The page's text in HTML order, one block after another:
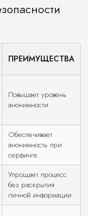
ПРЕИМУЩЕСТВА
Повышает уровень
анонимности.
Обеспечивает
анонимность при
серфинге.
Упрощает процесс
без раскрытия
личной информации.